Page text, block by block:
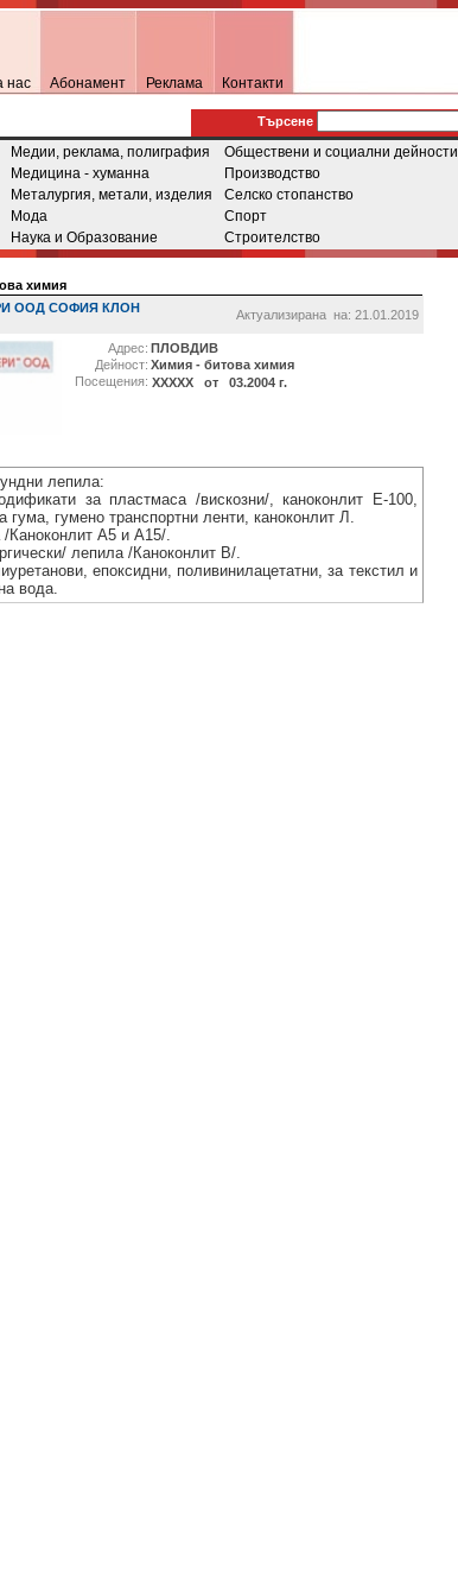
нас Абонамент Реклама Контакти
Tърсене
Медии, реклама, полиграфия
Медицина - хуманна
Металургия, метали, изделия
Мода
Наука и Образование
Обществени и социални дейности
Производство
Селско стопанство
Спорт
Строителство
химия
ООД СОФИЯ КЛОН
Актуализирана на: 21.01.2019
Адрес: ПЛОВДИВ
Дейност: Химия - битова химия
Посещения: XXXXX от 03.2004 г.
лепила:
за пластмаса /вискозни/, каноконлит Е-100,
гума, гумено транспортни ленти, каноконлит Л.
Каноконлит А5 и А15/.
лепила /Каноконлит В/.
епоксидни, поливинилацетатни, за текстил и
вода.